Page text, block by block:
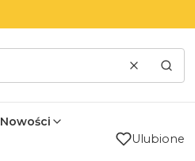
WyczyśćSzukaj
Nowości
Ulubione